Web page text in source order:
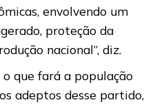
envolvendo um
proteção da
nacional”, diz.
o que fará a população
adeptos desse partido,